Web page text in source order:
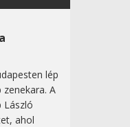
lép
A
László
ahol